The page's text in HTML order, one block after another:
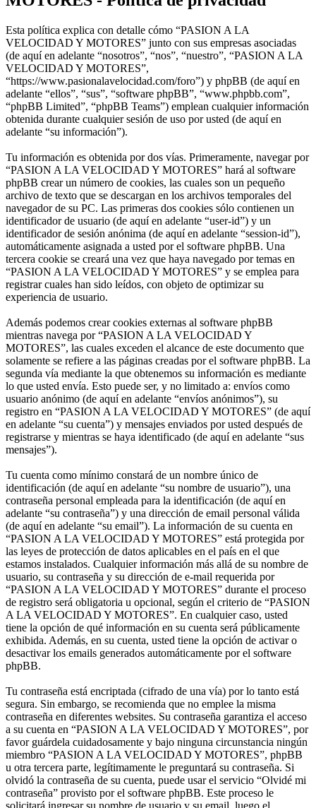
Esta política explica con detalle cómo “PASION A LA
VELOCIDAD Y MOTORES” junto con sus empresas asociadas
(de aquí en adelante “nosotros”, “nos”, “nuestro”, “PASION A LA
VELOCIDAD Y MOTORES”,
“https://www.pasionalavelocidad.com/foro”) y phpBB (de aquí en
adelante “ellos”, “sus”, “software phpBB”, “www.phpbb.com”,
“phpBB Limited”, “phpBB Teams”) emplean cualquier información
obtenida durante cualquier sesión de uso por usted (de aquí en
adelante “su información”).
Tu información es obtenida por dos vías. Primeramente, navegar por
“PASION A LA VELOCIDAD Y MOTORES” hará al software
phpBB crear un número de cookies, las cuales son un pequeño
archivo de texto que se descargan en los archivos temporales del
navegador de su PC. Las primeras dos cookies sólo contienen un
identificador de usuario (de aquí en adelante “user-id”) y un
identificador de sesión anónima (de aquí en adelante “session-id”),
automáticamente asignada a usted por el software phpBB. Una
tercera cookie se creará una vez que haya navegado por temas en
“PASION A LA VELOCIDAD Y MOTORES” y se emplea para
registrar cuales han sido leídos, con objeto de optimizar su
experiencia de usuario.
Además podemos crear cookies externas al software phpBB
mientras navega por “PASION A LA VELOCIDAD Y
MOTORES”, las cuales exceden el alcance de este documento que
solamente se refiere a las páginas creadas por el software phpBB. La
segunda vía mediante la que obtenemos su información es mediante
lo que usted envía. Esto puede ser, y no limitado a: envíos como
usuario anónimo (de aquí en adelante “envíos anónimos”), su
registro en “PASION A LA VELOCIDAD Y MOTORES” (de aquí
en adelante “su cuenta”) y mensajes enviados por usted después de
registrarse y mientras se haya identificado (de aquí en adelante “sus
mensajes”).
Tu cuenta como mínimo constará de un nombre único de
identificación (de aquí en adelante “su nombre de usuario”), una
contraseña personal empleada para la identificación (de aquí en
adelante “su contraseña”) y una dirección de email personal válida
(de aquí en adelante “su email”). La información de su cuenta en
“PASION A LA VELOCIDAD Y MOTORES” está protegida por
las leyes de protección de datos aplicables en el país en el que
estamos instalados. Cualquier información más allá de su nombre de
usuario, su contraseña y su dirección de e-mail requerida por
“PASION A LA VELOCIDAD Y MOTORES” durante el proceso
de registro será obligatoria u opcional, según el criterio de “PASION
A LA VELOCIDAD Y MOTORES”. En cualquier caso, usted
tiene la opción de qué información en su cuenta será públicamente
exhibida. Además, en su cuenta, usted tiene la opción de activar o
desactivar los emails generados automáticamente por el software
phpBB.
Tu contraseña está encriptada (cifrado de una vía) por lo tanto está
segura. Sin embargo, se recomienda que no emplee la misma
contraseña en diferentes websites. Su contraseña garantiza el acceso
a su cuenta en “PASION A LA VELOCIDAD Y MOTORES”, por
favor guárdela cuidadosamente y bajo ninguna circunstancia ningún
miembro “PASION A LA VELOCIDAD Y MOTORES”, phpBB
u otra tercera parte, legítimamente le preguntará su contraseña. Si
olvidó la contraseña de su cuenta, puede usar el servicio “Olvidé mi
contraseña” provisto por el software phpBB. Este proceso le